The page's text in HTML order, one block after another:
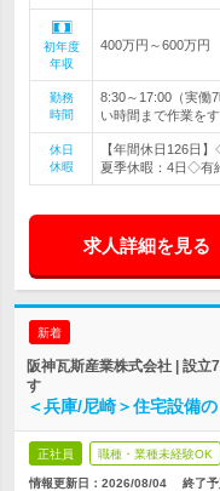
初年度
年収
400万円～600万円
勤務
時間
8:30～17:00（実働
い時間まで作業を
休日
休暇
【年間休日126日
夏季休暇：4日◇有
求人詳細を見る
新着
阪神瓦斯産業株式会社 | 設
す
＜兵庫/尼崎＞住宅設備
正社員 職種・業種未経験OK
情報更新日：2026/08/04 終了予